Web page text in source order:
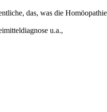
das, was die
u.a.,